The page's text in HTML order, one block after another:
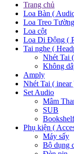
Trang chủ
Loa Bàn (
Loa Treo Tường
Loa cột
Loa Di Động (
Tai nghe (
Nhét Tai
Không
Amply
Nhét Tai ( inear
Set Audio
Mâm
SUB
Bookshelf
Phụ kiện (
Máy sấy
Bộ dụng